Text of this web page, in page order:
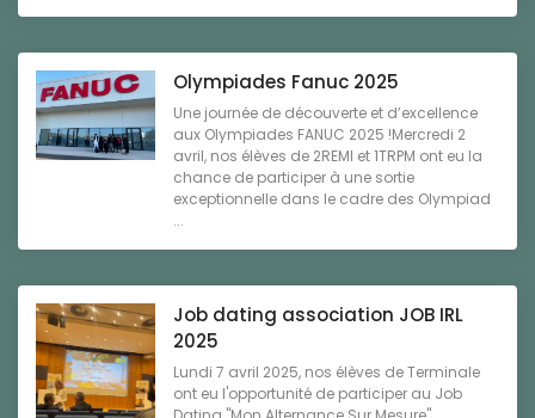
Olympiades Fanuc 2025
Une journée de découverte et d’excellence
aux Olympiades FANUC 2025 !Mercredi 2
avril, nos élèves de 2REMI et 1TRPM ont eu la
chance de participer à une sortie
exceptionnelle dans le cadre des Olympiad
...
Job dating association JOB IRL
2025
Lundi 7 avril 2025, nos élèves de Terminale
ont eu l'opportunité de participer au Job